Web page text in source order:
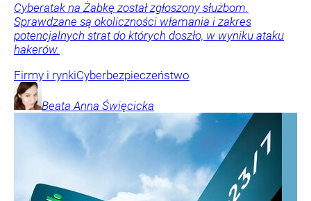
Cyberatak na Żabkę został zgłoszony służbom.
Sprawdzane są okoliczności włamania i zakres
potencjalnych strat do których doszło, w wyniku ataku
hakerów.
Firmy i rynkiCyberbezpieczeństwo
Beata Anna Święcicka